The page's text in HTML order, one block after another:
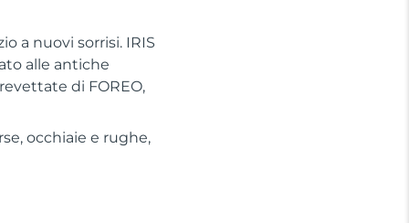
a nuovi sorrisi. IRIS
alle antiche
di FOREO,
occhiaie e rughe,